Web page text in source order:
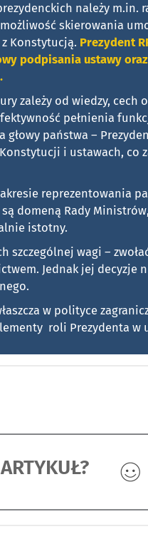
należy m.in.
skierowania
Konstytucją. Prezydent
podpisania ustawy
zależy od wiedzy, cech
pełnienia
głowy państwa –
i ustawach, co
reprezentowania
domeną Rady
istotny.
szczególnej wagi –
Jednak jej decyzje
w polityce
roli Prezydenta w